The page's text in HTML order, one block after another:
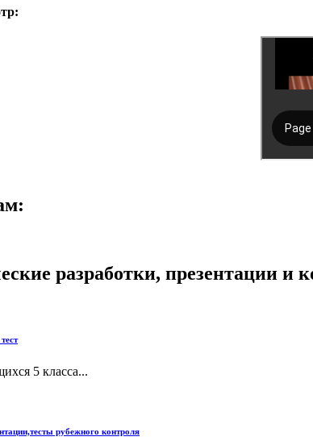
разработки, презентации и
5 класса...
рубежного контроля